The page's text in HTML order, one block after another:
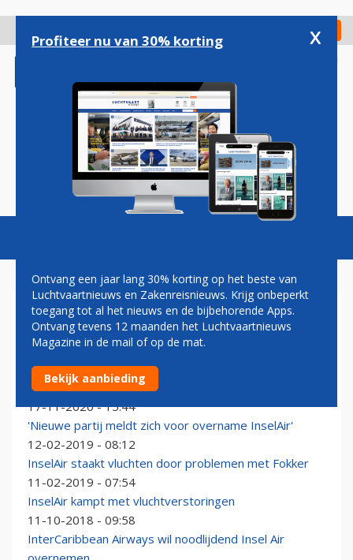
gaan
Check in
Magazine Podcasts Vacatures
INSELAIR
'Financiële steun van levensbelang voor luchtvaart op
Antillen'
17-11-2020 - 15:44
'Nieuwe partij meldt zich voor overname InselAir'
12-02-2019 - 08:12
InselAir staakt vluchten door problemen met Fokker
11-02-2019 - 07:54
InselAir kampt met vluchtverstoringen
11-10-2018 - 09:58
InterCaribbean Airways wil noodlijdend Insel Air
Profiteer nu van 30% korting x
Ontvang een jaar lang 30% korting op het beste van
Luchtvaartnieuws en Zakenreisnieuws. Krijg onbeperkt
toegang tot al het nieuws en de bijbehorende Apps.
Ontvang tevens 12 maanden het Luchtvaartnieuws
Magazine in de mail of op de mat.
Bekijk aanbieding